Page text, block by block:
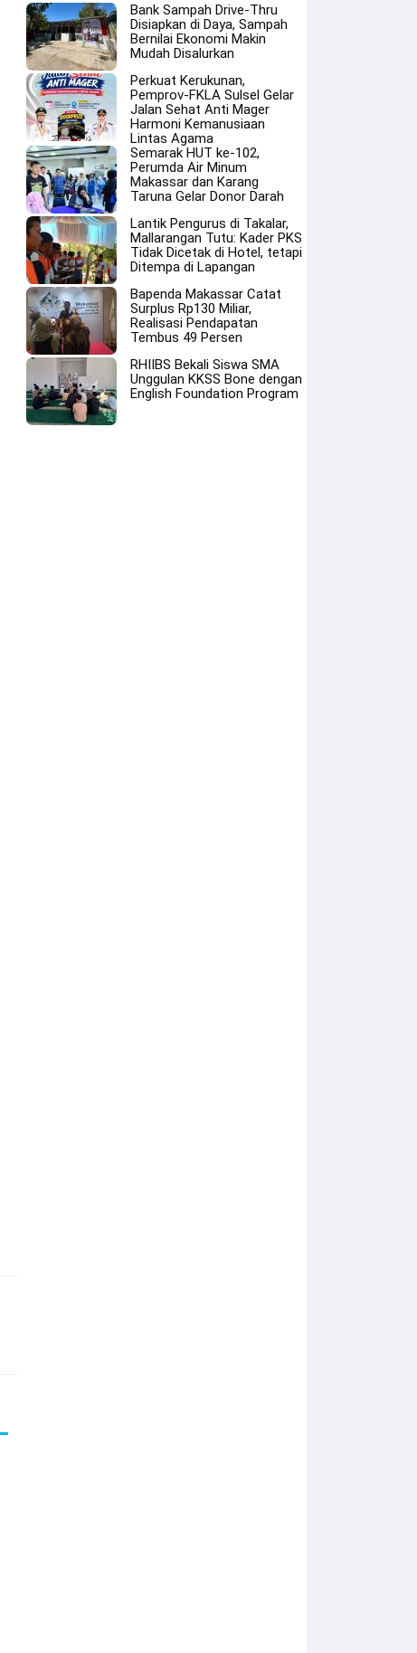
Bank Sampah Drive-Thru
Disiapkan di Daya, Sampah
Bernilai Ekonomi Makin
Mudah Disalurkan
Perkuat Kerukunan,
Pemprov-FKLA Sulsel Gelar
Jalan Sehat Anti Mager
Harmoni Kemanusiaan
Lintas Agama
Semarak HUT ke-102,
Perumda Air Minum
Makassar dan Karang
Taruna Gelar Donor Darah
Lantik Pengurus di Takalar,
Mallarangan Tutu: Kader PKS
Tidak Dicetak di Hotel, tetapi
Ditempa di Lapangan
Bapenda Makassar Catat
Surplus Rp130 Miliar,
Realisasi Pendapatan
Tembus 49 Persen
RHIIBS Bekali Siswa SMA
Unggulan KKSS Bone dengan
English Foundation Program